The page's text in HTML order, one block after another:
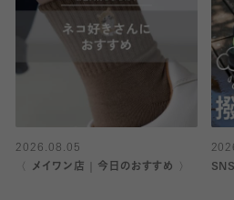
2026.08.05
〈 メイワン店｜今日のおすすめ 〉